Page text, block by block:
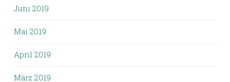
Juni 2019
Mai 2019
April 2019
März 2019